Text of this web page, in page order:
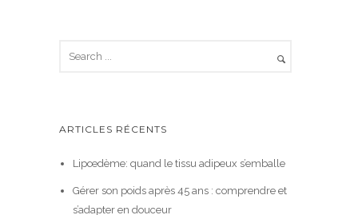
ARTICLES RÉCENTS
Lipœdème: quand le tissu adipeux s’emballe
Gérer son poids après 45 ans : comprendre et
s’adapter en douceur